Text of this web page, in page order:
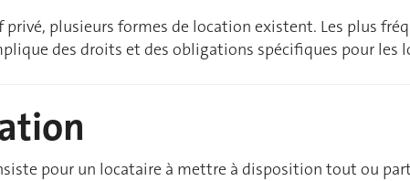
privé, plusieurs formes de location existent. Les plus
des droits et des obligations spécifiques pour les
pour un locataire à mettre à disposition tout ou